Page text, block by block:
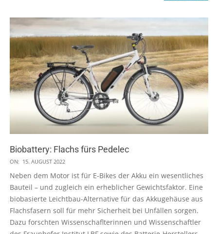
Biobattery: Flachs fürs Pedelec
2022-
08-
15
ON: 15. AUGUST 2022
Neben dem Motor ist für E-Bikes der Akku ein wesentliches
Bauteil – und zugleich ein erheblicher Gewichtsfaktor. Eine
biobasierte Leichtbau-Alternative für das Akkugehäuse aus
Flachsfasern soll für mehr Sicherheit bei Unfällen sorgen.
Dazu forschten Wissenschaflterinnen und Wissenschaftler